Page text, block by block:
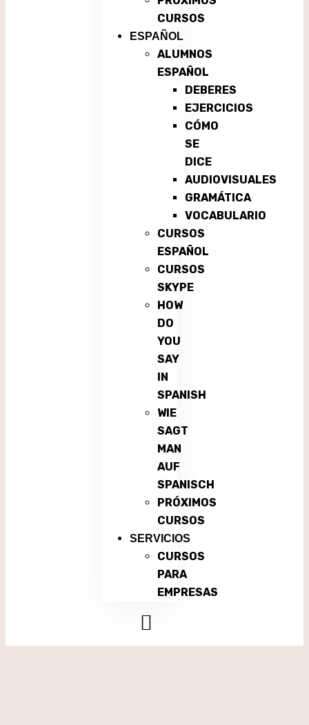
CURSOS
ESPAÑOL
ALUMNOS
ESPAÑOL
DEBERES
EJERCICIOS
CÓMO
SE
DICE
AUDIOVISUALES
GRAMÁTICA
VOCABULARIO
CURSOS
ESPAÑOL
CURSOS
SKYPE
HOW
DO
YOU
SAY
IN
SPANISH
WIE
SAGT
MAN
AUF
SPANISCH
PRÓXIMOS
CURSOS
SERVICIOS
CURSOS
PARA
EMPRESAS